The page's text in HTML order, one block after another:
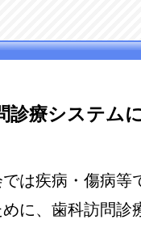
診療システム
は疾病・傷病等
に、歯科訪問診